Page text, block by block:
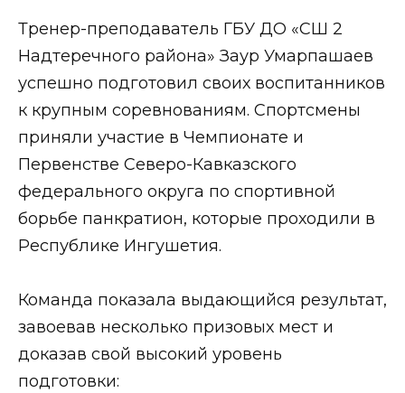
Тренер-преподаватель ГБУ ДО «СШ 2
Надтеречного района» Заур Умарпашаев
успешно подготовил своих воспитанников
к крупным соревнованиям. Спортсмены
приняли участие в Чемпионате и
Первенстве Северо-Кавказского
федерального округа по спортивной
борьбе панкратион, которые проходили в
Республике Ингушетия.
Команда показала выдающийся результат,
завоевав несколько призовых мест и
доказав свой высокий уровень
подготовки: